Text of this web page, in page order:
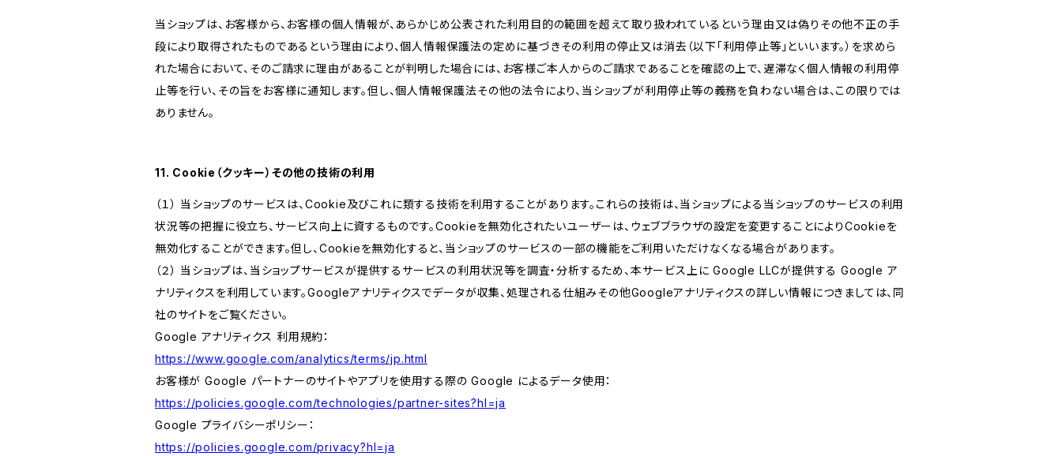
当ショップは、お客様から、お客様の個人情報が、あらかじめ公表された利用目的の範囲を超えて取り扱われているという理由又は偽りその他不正の手
段により取得されたものであるという理由により、個人情報保護法の定めに基づきその利用の停止又は消去（以下「利用停止等」といいます。）を求めら
れた場合において、そのご請求に理由があることが判明した場合には、お客様ご本人からのご請求であることを確認の上で、遅滞なく個人情報の利用停
止等を行い、その旨をお客様に通知します。但し、個人情報保護法その他の法令により、当ショップが利用停止等の義務を負わない場合は、この限りでは
ありません。
11. Cookie（クッキー）その他の技術の利用
（１） 当ショップのサービスは、Cookie及びこれに類する技術を利用することがあります。これらの技術は、当ショップによる当ショップのサービスの利用
状況等の把握に役立ち、サービス向上に資するものです。Cookieを無効化されたいユーザーは、ウェブブラウザの設定を変更することによりCookieを
無効化することができます。但し、Cookieを無効化すると、当ショップのサービスの一部の機能をご利用いただけなくなる場合があります。
（２） 当ショップは、当ショップサービスが提供するサービスの利用状況等を調査・分析するため、本サービス上に Google LLCが提供する Google ア
ナリティクスを利用しています。Googleアナリティクスでデータが収集、処理される仕組みその他Googleアナリティクスの詳しい情報につきましては、同
社のサイトをご覧ください。
Google アナリティクス 利用規約：
https://www.google.com/analytics/terms/jp.html
お客様が Google パートナーのサイトやアプリを使用する際の Google によるデータ使用：
https://policies.google.com/technologies/partner-sites?hl=ja
Google プライバシーポリシー：
https://policies.google.com/privacy?hl=ja